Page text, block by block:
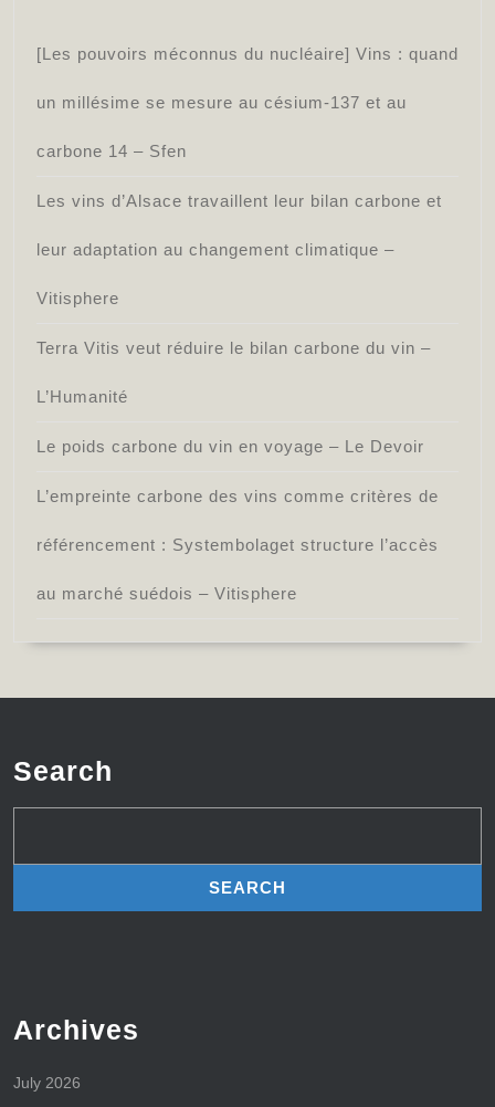
[Les pouvoirs méconnus du nucléaire] Vins : quand
un millésime se mesure au césium-137 et au
carbone 14 – Sfen
Les vins d’Alsace travaillent leur bilan carbone et
leur adaptation au changement climatique –
Vitisphere
Terra Vitis veut réduire le bilan carbone du vin –
L’Humanité
Le poids carbone du vin en voyage – Le Devoir
L’empreinte carbone des vins comme critères de
référencement : Systembolaget structure l’accès
au marché suédois – Vitisphere
Search
Archives
July 2026